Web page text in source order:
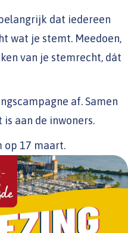
dat iedereen
wat je stemt. Meedoen,
van je stemrecht, dát
af. Samen
aan de inwoners.
op 17 maart.